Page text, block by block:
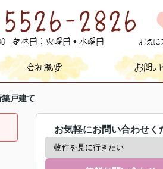
戸建て
お気軽にお問い合わせく